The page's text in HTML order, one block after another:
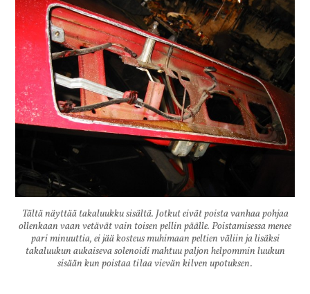
Tältä näyttää takaluukku sisältä. Jotkut eivät poista vanhaa pohjaa
ollenkaan vaan vetävät vain toisen pellin päälle. Poistamisessa menee
pari minuuttia, ei jää kosteus muhimaan peltien väliin ja lisäksi
takaluukun aukaiseva solenoidi mahtuu paljon helpommin luukun
sisään kun poistaa tilaa vievän kilven upotuksen.